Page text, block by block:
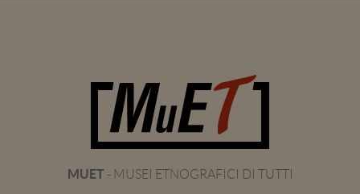
MUET - MUSEI ETNOGRAFICI DI TUTTI